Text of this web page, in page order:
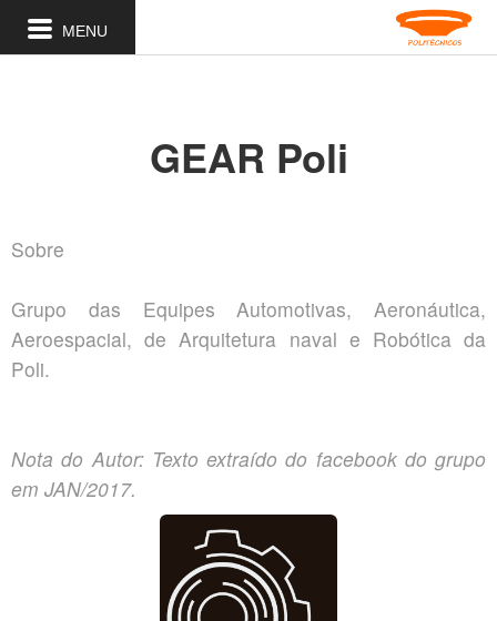
MENU
GEAR Poli
Sobre
Grupo das Equipes Automotivas, Aeronáutica,
Aeroespacial, de Arquitetura naval e Robótica da
Poli.
Nota do Autor: Texto extraído do facebook do grupo
em JAN/2017.